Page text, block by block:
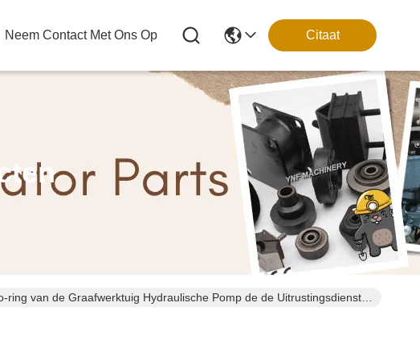
Neem Contact Met Ons Op Citaat
ring van de Graafwerktuig Hydraulische Pomp de de Uitrustingsdienst